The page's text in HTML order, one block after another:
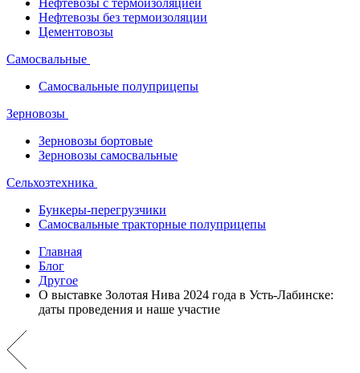
Нефтевозы с термоизоляцией
Нефтевозы без термоизоляции
Цементовозы
Самосвальные
Самосвальные полуприцепы
Зерновозы
Зерновозы бортовые
Зерновозы самосвальные
Сельхозтехника
Бункеры-перегрузчики
Самосвальные тракторные полуприцепы
Главная
Блог
Другое
О выставке Золотая Нива 2024 года в Усть-Лабинске:
даты проведения и наше участие